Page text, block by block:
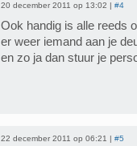
20 december 2011 op 13:02 | #4
Ook handig is alle reeds
er weer iemand aan je
en zo ja dan stuur je
22 december 2011 op 06:21 | #5